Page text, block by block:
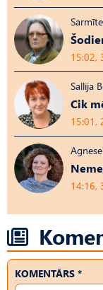
15:02,
Sallija
Cik
15:01,
14:16,
KOMENTĀRS *